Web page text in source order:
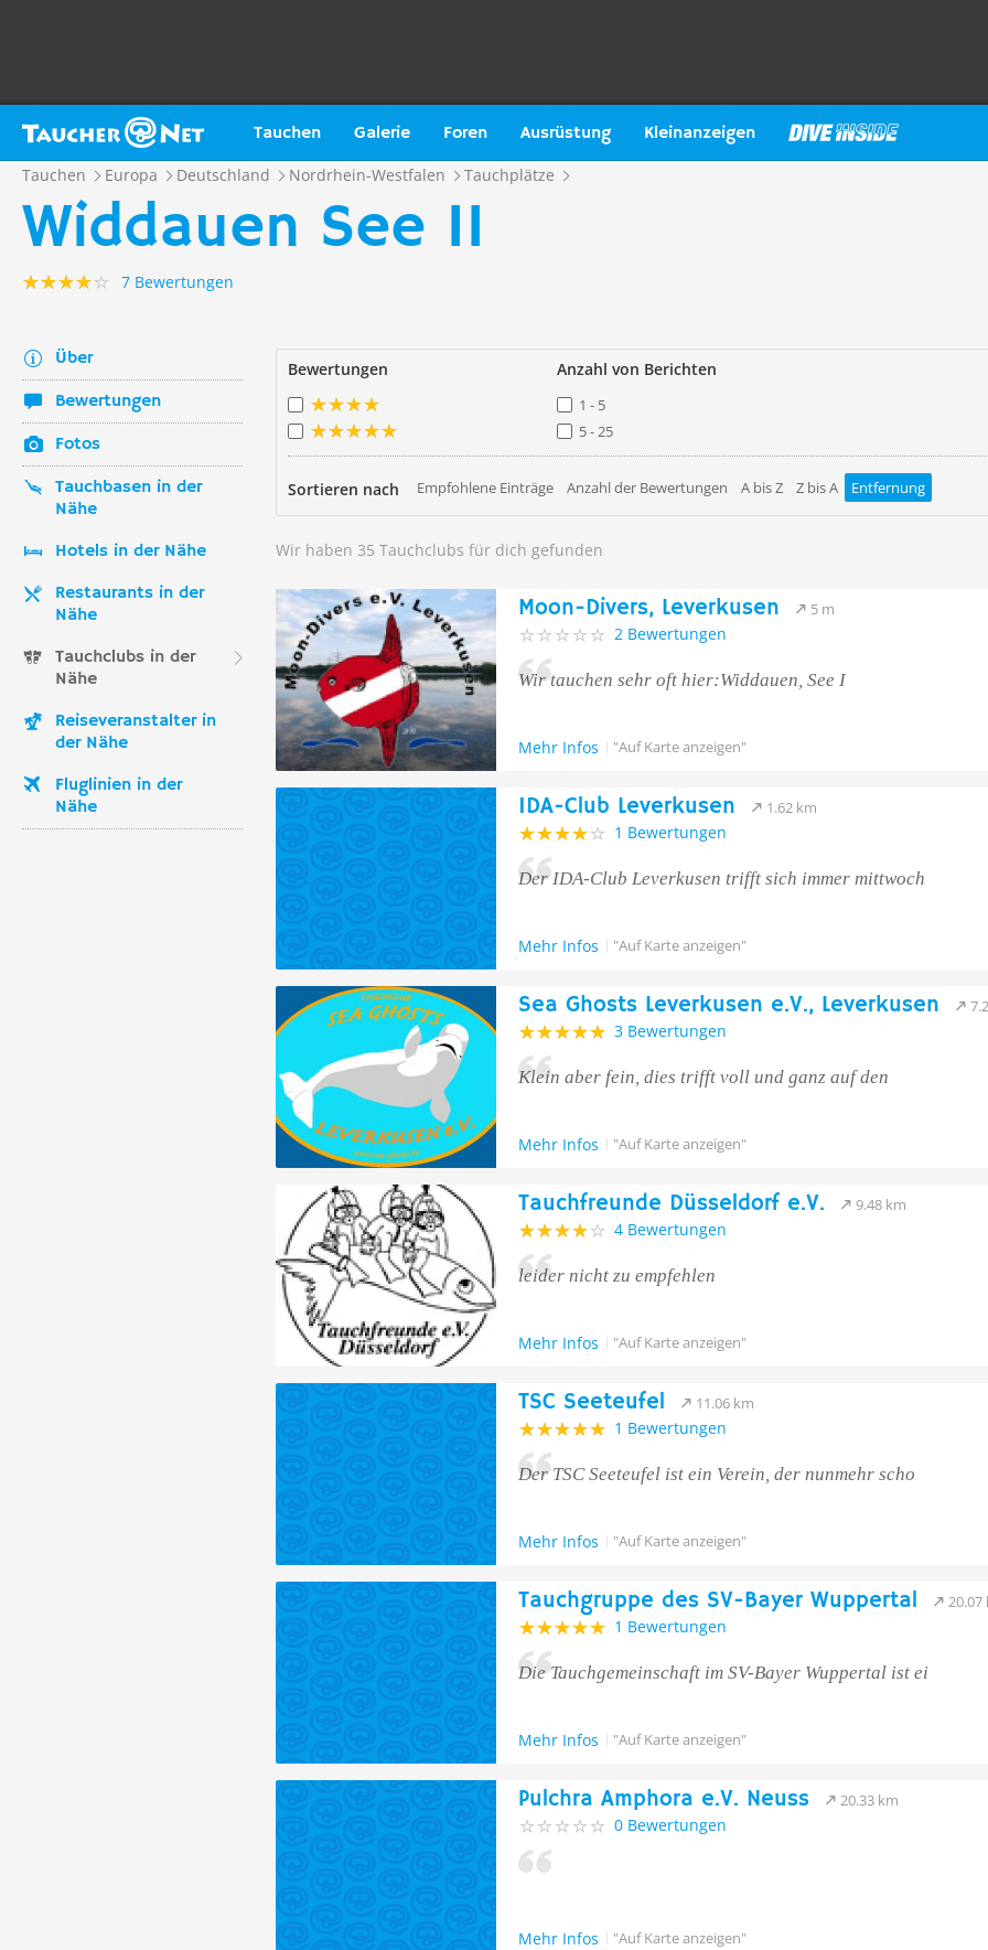
Tauchen Galerie Foren Ausrüstung Kleinanzeigen
Tauchen Europa Deutschland Nordrhein-Westfalen Tauchplätze
Widdauen See II
7 Bewertungen
Über
Bewertungen
Fotos
Tauchbasen in der
Nähe
Hotels in der Nähe
Restaurants in der
Nähe
Tauchclubs in der
Nähe
Reiseveranstalter in
der Nähe
Fluglinien in der
Nähe
Bewertungen Anzahl von Berichten
1 - 5
5 - 25
Sortieren nach Empfohlene Einträge Anzahl der Bewertungen A bis Z Z bis A Entfernung
Wir haben 35 Tauchclubs für dich gefunden
Moon-Divers, Leverkusen 5 m
2 Bewertungen
Wir tauchen sehr oft hier:Widdauen, See I
Mehr Infos "Auf Karte anzeigen"
IDA-Club Leverkusen 1.62 km
1 Bewertungen
Der IDA-Club Leverkusen trifft sich immer mittwoch
Mehr Infos "Auf Karte anzeigen"
Sea Ghosts Leverkusen e.V., Leverkusen
3 Bewertungen
Klein aber fein, dies trifft voll und ganz auf den
Mehr Infos "Auf Karte anzeigen"
Tauchfreunde Düsseldorf e.V. 9.48 km
4 Bewertungen
leider nicht zu empfehlen
Mehr Infos "Auf Karte anzeigen"
TSC Seeteufel 11.06 km
1 Bewertungen
Der TSC Seeteufel ist ein Verein, der nunmehr scho
Mehr Infos "Auf Karte anzeigen"
Tauchgruppe des SV-Bayer Wuppertal 20.07
1 Bewertungen
Die Tauchgemeinschaft im SV-Bayer Wuppertal ist ei
Mehr Infos "Auf Karte anzeigen"
Pulchra Amphora e.V. Neuss 20.33 km
0 Bewertungen
Mehr Infos "Auf Karte anzeigen"